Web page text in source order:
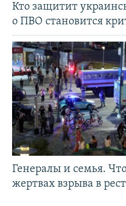
Кто защитит
о ПВО становится
Генералы и семья.
жертвах взрыва в